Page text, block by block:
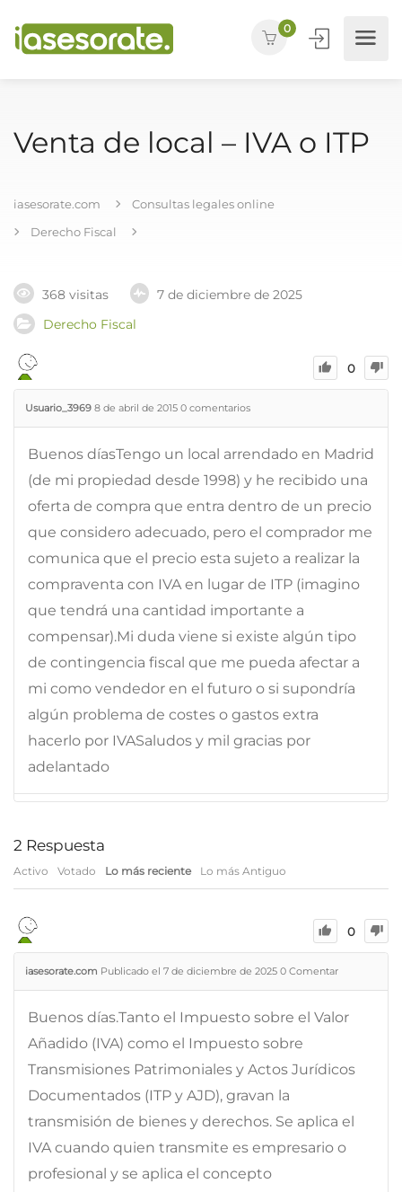
0
Venta de local – IVA o ITP
iasesorate.com
Consultas legales online
Derecho Fiscal
368 visitas
7 de diciembre de 2025
Derecho Fiscal
0
Usuario_3969 8 de abril de 2015 0 comentarios
Buenos díasTengo un local arrendado en Madrid
(de mi propiedad desde 1998) y he recibido una
oferta de compra que entra dentro de un precio
que considero adecuado, pero el comprador me
comunica que el precio esta sujeto a realizar la
compraventa con IVA en lugar de ITP (imagino
que tendrá una cantidad importante a
compensar).Mi duda viene si existe algún tipo
de contingencia fiscal que me pueda afectar a
mi como vendedor en el futuro o si supondría
algún problema de costes o gastos extra
hacerlo por IVASaludos y mil gracias por
adelantado
2 Respuesta
Activo Votado Lo más reciente Lo más Antiguo
0
iasesorate.com Publicado el 7 de diciembre de 2025 0 Comentar
Buenos días.Tanto el Impuesto sobre el Valor
Añadido (IVA) como el Impuesto sobre
Transmisiones Patrimoniales y Actos Jurídicos
Documentados (ITP y AJD), gravan la
transmisión de bienes y derechos. Se aplica el
IVA cuando quien transmite es empresario o
profesional y se aplica el concepto